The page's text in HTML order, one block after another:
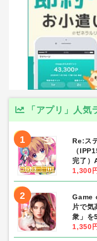
「アプリ」人気
1
Re:ス
（
完了
1,300
2
Game
片で気
衆」を
1,350